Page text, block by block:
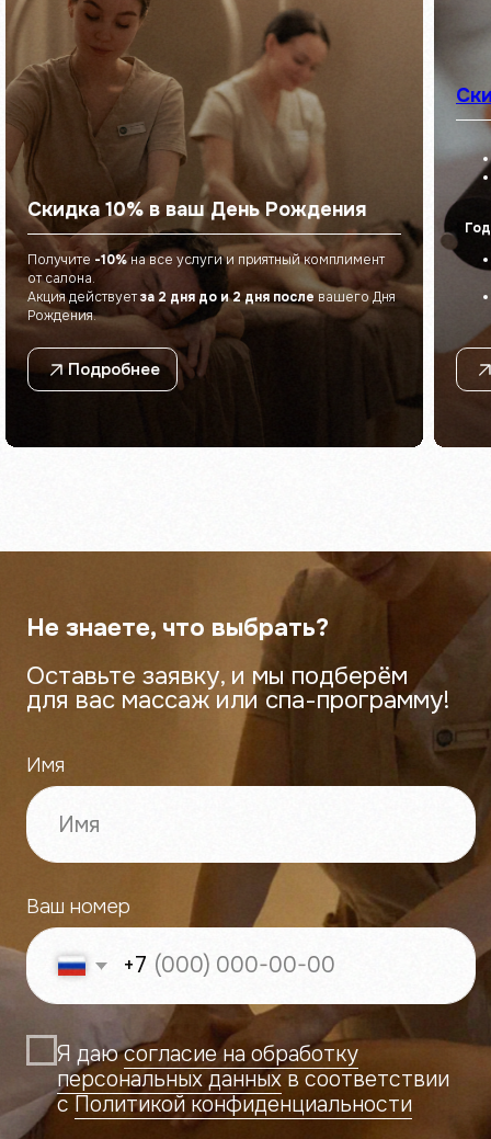
Скидка 10% в ваш День Рождения
Получите -10%на все услуги и приятный комплимент
от салона.
Акция действуетза 2 дня до и 2 дня послевашего Дня
Рождения.
Подробнее
ECO TELO СЗР
г. Чебоксары, ул. Петра
Ермолаева, 3
+7 (900) 330-96-33
ECO TELO СПА
г. Чебоксары, ул. Петра
Ермолаева, 3
+7 (908) 300-18-45
eco_telo@mail.ru
ECO TELO НОВЫЙ ГОРОД
г. Чебоксары, ул.Поэта
Г.А.Ефимова, 4
Телефон
+7 900 330-96-33
Режим работы
Пн-Вc: 8:00 – 22:00
E-mail
eco_telo@mail.ru